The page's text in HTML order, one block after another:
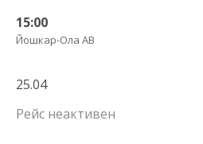
15:00
Йошкар-Ола АВ
25.04
Рейс неактивен